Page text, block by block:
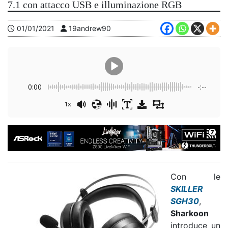
7.1 con attacco USB e illuminazione RGB
01/01/2021 19andrew90
0:00 -:--
1x
Con le
SKILLER
SGH30,
Sharkoon
introduce un